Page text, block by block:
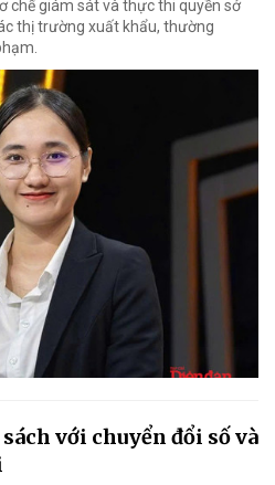
chế giám sát và thực thi quyền sở
thị trường xuất khẩu, thường
với chuyển đổi số và